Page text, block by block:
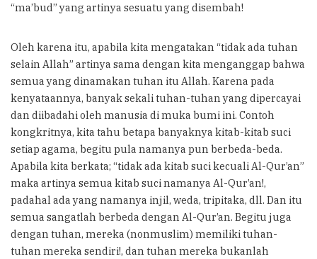
“ma’bud” yang artinya sesuatu yang disembah!
Oleh karena itu, apabila kita mengatakan “tidak ada tuhan
selain Allah” artinya sama dengan kita menganggap bahwa
semua yang dinamakan tuhan itu Allah. Karena pada
kenyataannya, banyak sekali tuhan-tuhan yang dipercayai
dan diibadahi oleh manusia di muka bumi ini. Contoh
kongkritnya, kita tahu betapa banyaknya kitab-kitab suci
setiap agama, begitu pula namanya pun berbeda-beda.
Apabila kita berkata; “tidak ada kitab suci kecuali Al-Qur’an”
maka artinya semua kitab suci namanya Al-Qur’an!,
padahal ada yang namanya injil, weda, tripitaka, dll. Dan itu
semua sangatlah berbeda dengan Al-Qur’an. Begitu juga
dengan tuhan, mereka (nonmuslim) memiliki tuhan-
tuhan mereka sendiri!, dan tuhan mereka bukanlah